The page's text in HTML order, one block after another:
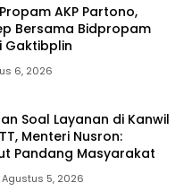
AKP Partono,
Bersama Bidpropam
Gaktibplin
6, 2026
Soal Layanan di Kanwil
Menteri Nusron:
Pandang Masyarakat
Agustus 5, 2026